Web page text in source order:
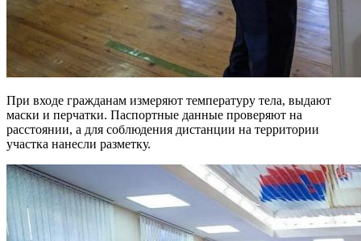
При входе гражданам измеряют температуру тела, выдают
маски и перчатки. Паспортные данные проверяют на
расстоянии, а для соблюдения дистанции на территории
участка нанесли разметку.